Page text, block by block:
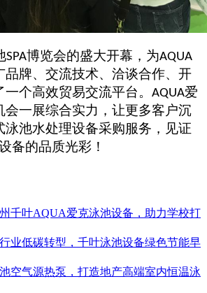
SPA博览会的盛大开幕，为AQUA
品牌、交流技术、洽谈合作、开
一个高效贸易交流平台。 AQUA爱
会一展综合实力，让更多客户沉
泳池水处理设备采购服务，见证
备的品质光彩！
州千叶AQUA爱克泳池设备，助力学校打
行业低碳转型，千叶泳池设备绿色节能早
池空气源热泵，打造地产高端室内恒温泳